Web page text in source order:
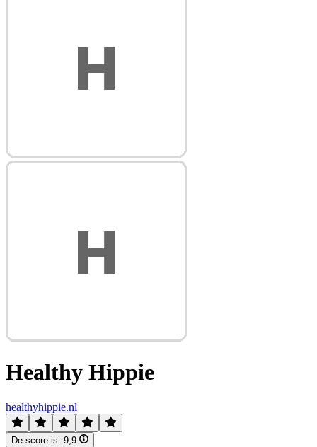
Healthy Hippie
healthyhippie.nl
De score is: 9,9